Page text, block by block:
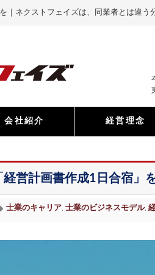
を｜ネクストフェイズは、同業者とは違
会社紹介 経営理念
営計画書作成1日合宿」
士業のキャリア 士業のビジネスモデル,